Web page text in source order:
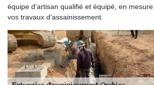
équipe d’artisan qualifié et équipé, en
vos travaux d’assainissement.